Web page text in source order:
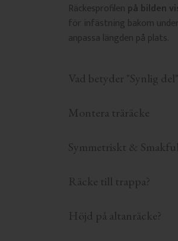
Räckesprofilen på bilden
för infästning bakom
anpassa längden på plats.
Vad betyder "Synlig
Montera träräcke
Symmetriskt &
Räcke till trappa?
Höjd på altanräcke?